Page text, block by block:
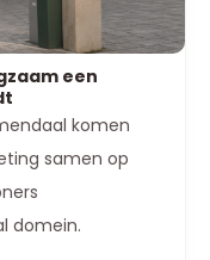
een
komen
samen op
domein.